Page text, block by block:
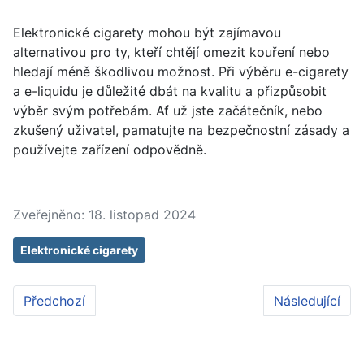
Elektronické cigarety mohou být zajímavou
alternativou pro ty, kteří chtějí omezit kouření nebo
hledají méně škodlivou možnost. Při výběru e-cigarety
a e-liquidu je důležité dbát na kvalitu a přizpůsobit
výběr svým potřebám. Ať už jste začátečník, nebo
zkušený uživatel, pamatujte na bezpečnostní zásady a
používejte zařízení odpovědně.
Zveřejněno: 18. listopad 2024
Elektronické cigarety
Předchozí článek: Inzerce práce Brno: Tipy a triky pro
Předchozí Další článek:
Následující